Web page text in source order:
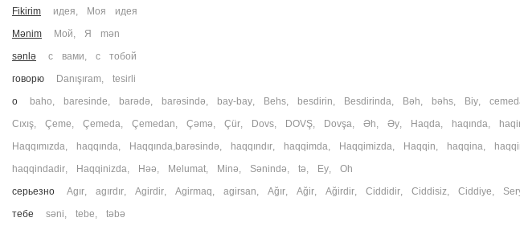
Fikirim
идея,
Моя идея
Mənim
Мой, Я mən
sənlə
с вами, с тобой
говорю
Danışıram, tesirli
о
baho, baresinde, barədə, barəsində, bay-bay, Behs, besdirin, Besdirinda, Bəh, bəhs, Biy,
Cıxış, Çeme, Çemeda, Çemedan, Çəmə, Çür, Dovs, DOVŞ, Dovşa, Əh, Əy, Haqda, haqında,
Haqqımızda, haqqında, Haqqında,barəsində, haqqındır, haqqimda, Haqqimizda, Haqqin, haqqina,
haqqindadir, Haqqinizda, Həə, Melumat, Minə, Sənində, tə, Еy, Оh
серьезно
Agır, agırdır, Agirdir, Agirmaq, agirsan, Ağır, Ağir, Ağirdir, Ciddidir, Ciddisiz, Ciddiye,
тебе
sәni, tebe, təbə